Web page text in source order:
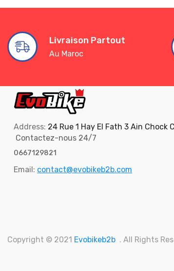
Livraison Partout
Au Maroc
Address: 24 Rue 1 Hay El Fath 3 Ain Chock
Contactez-nous 24/7
0667129821
Email: contact@evobikeb2b.com
Copyright © 2021 Evobikeb2b . All Rights